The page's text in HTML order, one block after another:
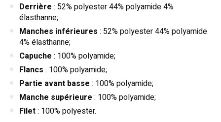
Derrière : 52% polyester 44% polyamide 4%
élasthanne;
Manches inférieures : 52% polyester 44% polyamide
4% élasthanne;
Capuche : 100% polyamide;
Flancs : 100% polyamide;
Partie avant basse : 100% polyamide;
Manche supérieure : 100% polyamide;
Filet: 100% polyester.